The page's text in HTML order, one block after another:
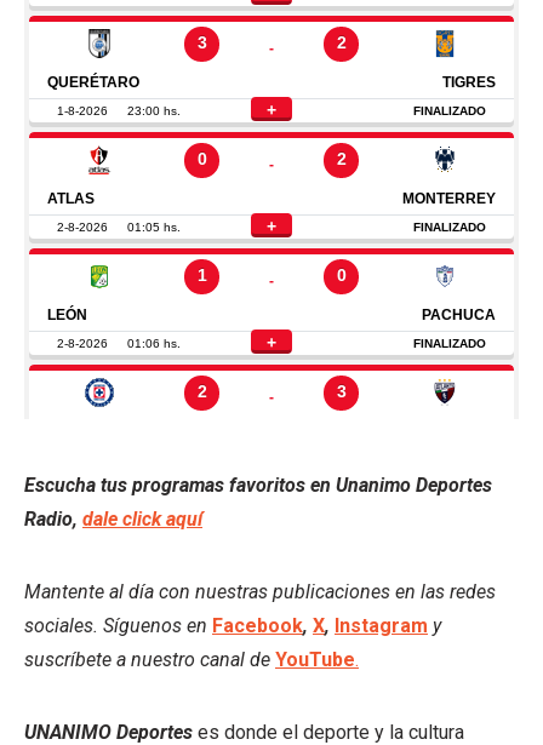
Escucha tus programas favoritos en Unanimo Deportes
Radio, dale click aquí
Mantente al día con nuestras publicaciones en las redes
sociales. Síguenos en Facebook, X, Instagram y
suscríbete a nuestro canal de YouTube.
UNANIMO Deportes es donde el deporte y la cultura